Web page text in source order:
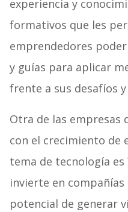
experiencia y
formativos que les
emprendedores
y guías para aplicar
frente a sus desafíos
Otra de las empresas
con el crecimiento de
tema de tecnología es
invierte en
potencial de generar